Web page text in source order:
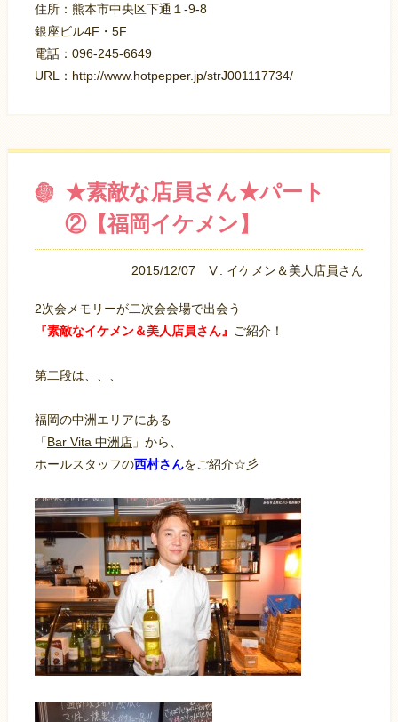
住所：熊本市中央区下通１-9-8
銀座ビル4F・5F
電話：096-245-6649
URL：http://www.hotpepper.jp/strJ001117734/
★素敵な店員さん★パート
②【福岡イケメン】
2015/12/07 Ⅴ. イケメン＆美人店員さん
2次会メモリーが二次会会場で出会う
『素敵なイケメン＆美人店員さん』
ご紹介！
第二段は、、、
福岡の中洲エリアにある
「Bar Vita 中洲店」から、
ホールスタッフの西村さんをご紹介☆彡